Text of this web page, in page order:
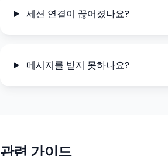
세션 연결이 끊어졌나요?
메시지를 받지 못하나요?
관련 가이드